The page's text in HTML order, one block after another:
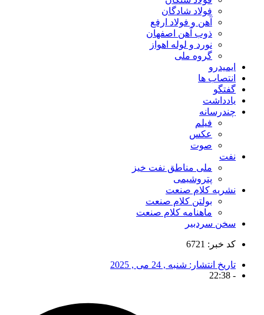
فولاد شادگان
آهن و فولاد ارفع
ذوب آهن اصفهان
نورد و لوله اهواز
گروه ملی
ایمیدرو
انتصاب ها
گفتگو
یادداشت
چندرسانه
فیلم
عکس
صوت
نفت
ملی مناطق نفت خیز
پتروشیمی
نشریه کلام صنعت
بولتن کلام صنعت
ماهنامه کلام صنعت
سخن سردبیر
کد خبر: 6721
تاریخ انتشار: شنبه , 24 می , 2025
-
22:38